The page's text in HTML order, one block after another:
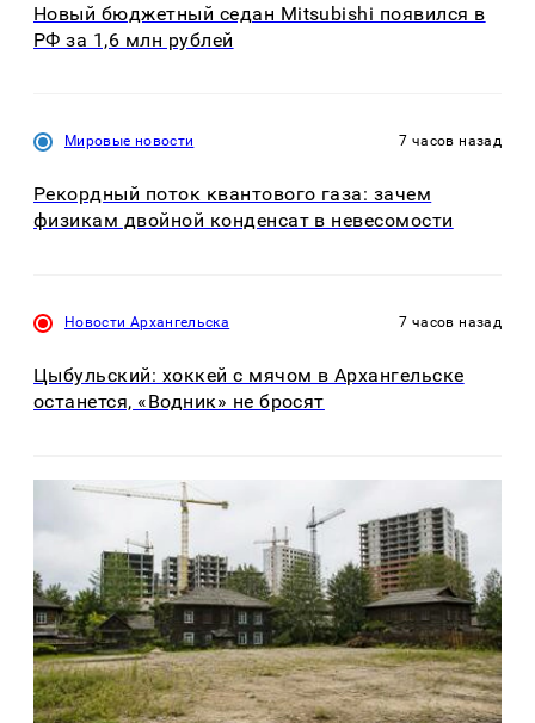
Новый бюджетный седан Mitsubishi появился в
РФ за 1,6 млн рублей
Мировые новости 7 часов назад
Рекордный поток квантового газа: зачем
физикам двойной конденсат в невесомости
Новости Архангельска 7 часов назад
Цыбульский: хоккей с мячом в Архангельске
останется, «Водник» не бросят